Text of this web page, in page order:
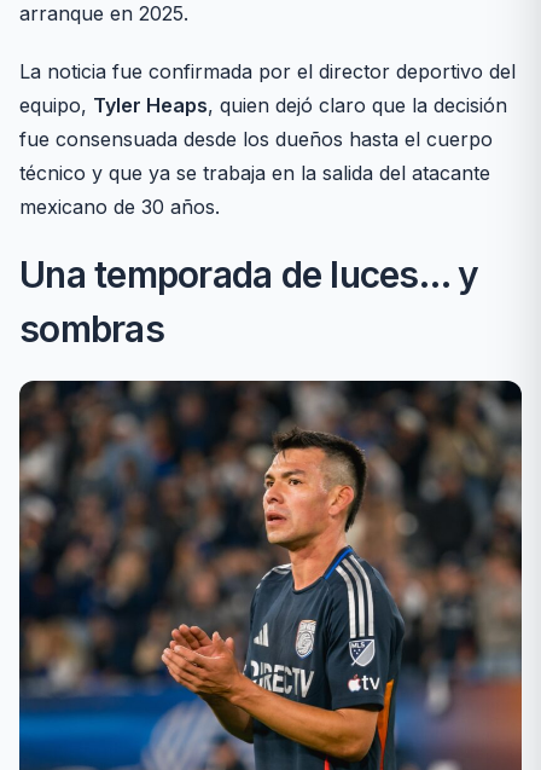
arranque en 2025.
La noticia fue confirmada por el director deportivo del
equipo, Tyler Heaps, quien dejó claro que la decisión
fue consensuada desde los dueños hasta el cuerpo
técnico y que ya se trabaja en la salida del atacante
mexicano de 30 años.
Una temporada de luces… y
sombras